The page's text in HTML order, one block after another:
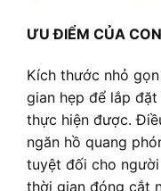
ƯU ĐIỂM CỦA
Kích thước nhỏ
gian hẹp để lắp
thực hiện được.
ngăn hồ quang
tuyệt đối cho
thời gian đóng cắt